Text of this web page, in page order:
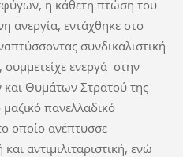
η κάθετη πτώση του
ανεργία, εντάχθηκε στο
συνδικαλιστική
ενεργά στην
Θυμάτων Στρατού της
πανελλαδικό
οποίο ανέπτυσσε
αντιμιλιταριστική, ενώ